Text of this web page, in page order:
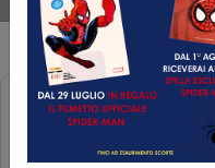
LA CASA: IL
DEAD BURN)